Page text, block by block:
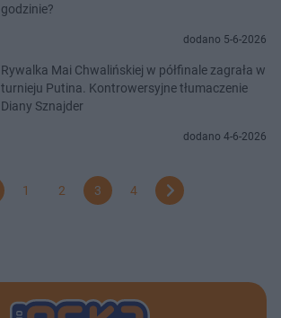
godzinie?
dodano 5-6-2026
Rywalka Mai Chwalińskiej w półfinale zagrała w
turnieju Putina. Kontrowersyjne tłumaczenie
Diany Sznajder
dodano 4-6-2026
1 2 3 4